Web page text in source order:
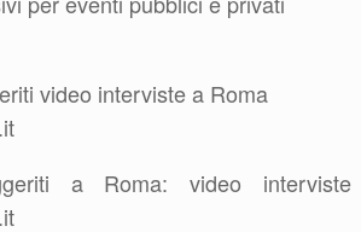
video interviste a Roma
a Roma: video interviste